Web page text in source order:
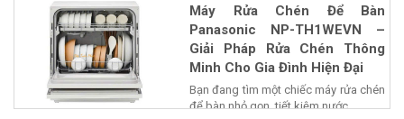
Máy Rửa Chén Để Bàn
Panasonic NP-TH1WEVN –
Giải Pháp Rửa Chén Thông
Minh Cho Gia Đình Hiện Đại
Bạn đang tìm một chiếc máy rửa chén
để bàn nhỏ gọn, tiết kiệm nước...